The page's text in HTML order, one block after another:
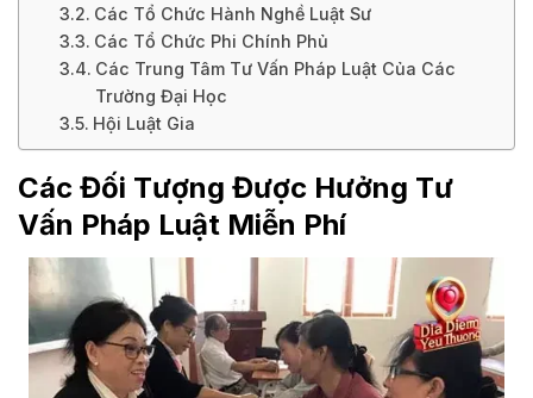
Các Tổ Chức Hành Nghề Luật Sư
Các Tổ Chức Phi Chính Phủ
Các Trung Tâm Tư Vấn Pháp Luật Của Các
Trường Đại Học
Hội Luật Gia
Các Đối Tượng Được Hưởng Tư
Vấn Pháp Luật Miễn Phí